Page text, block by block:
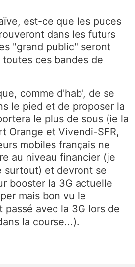
est-ce que les puces
dans les futurs
"grand public" seront
ces bandes de
comme d'hab', de se
le pied et de proposer la
le plus de sous (ie la
Orange et Vivendi-SFR,
mobiles français ne
au niveau financier (je
surtout) et devront se
booster la 3G actuelle
mais bon vu le
passé avec la 3G lors de
la course...).